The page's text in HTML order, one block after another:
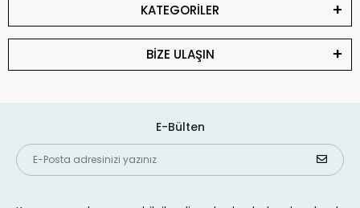
KATEGORİLER
BİZE ULAŞIN
E-Bülten